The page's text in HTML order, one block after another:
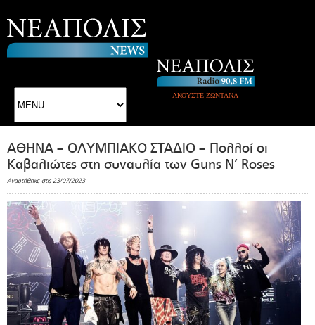
ΑΚΟΥΣΤΕ ΖΩΝΤΑΝΑ
ΑΘΗΝΑ – ΟΛΥΜΠΙΑΚΟ ΣΤΑΔΙΟ – Πολλοί οι
Καβαλιώτες στη συναυλία των Guns N’ Roses
Αναρτήθηκε στις 23/07/2023